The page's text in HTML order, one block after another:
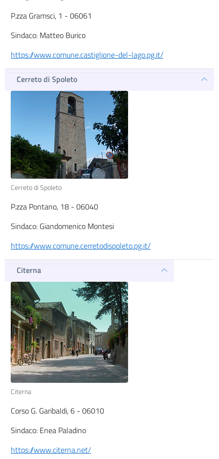
P.zza Gramsci, 1 - 06061
Sindaco: Matteo Burico
https://www.comune.castiglione-del-lago.pg.it/
Cerreto di Spoleto
Cerreto di Spoleto
P.zza Pontano, 18 - 06040
Sindaco: Giandomenico Montesi
https://www.comune.cerretodispoleto.pg.it/
Citerna
Citerna
Corso G. Garibaldi, 6 - 06010
Sindaco: Enea Paladino
https://www.citerna.net/